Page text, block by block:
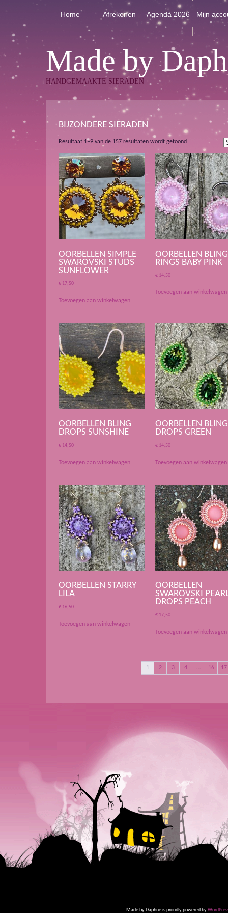
Home Afrekenen Agenda 2026 Mijn
Made by
HANDGEMAAKTE SIERADEN
BIJZONDERE SIERADEN
Resultaat 1–9 van de 157 resultaten wordt getoond Gesorteerd
nieuwste
OORBELLEN SIMPLE
SWAROVSKI STUDS
SUNFLOWER
€ 17,50
Toevoegen aan winkelwagen
OORBELLEN BLING
RINGS BABY PINK
€ 14,50
Toevoegen aan winkelwagen
OORBELLEN BLING
DROPS SUNSHINE
€ 14,50
Toevoegen aan winkelwagen
OORBELLEN BLING
DROPS GREEN
€ 14,50
Toevoegen aan winkelwagen
OORBELLEN STARRY
LILA
€ 16,50
Toevoegen aan winkelwagen
OORBELLEN
SWAROVSKI
DROPS PEACH
€ 17,50
Toevoegen aan winkelwagen
1 2 3 4 … 16 17
Made by Daphne is proudly powered by